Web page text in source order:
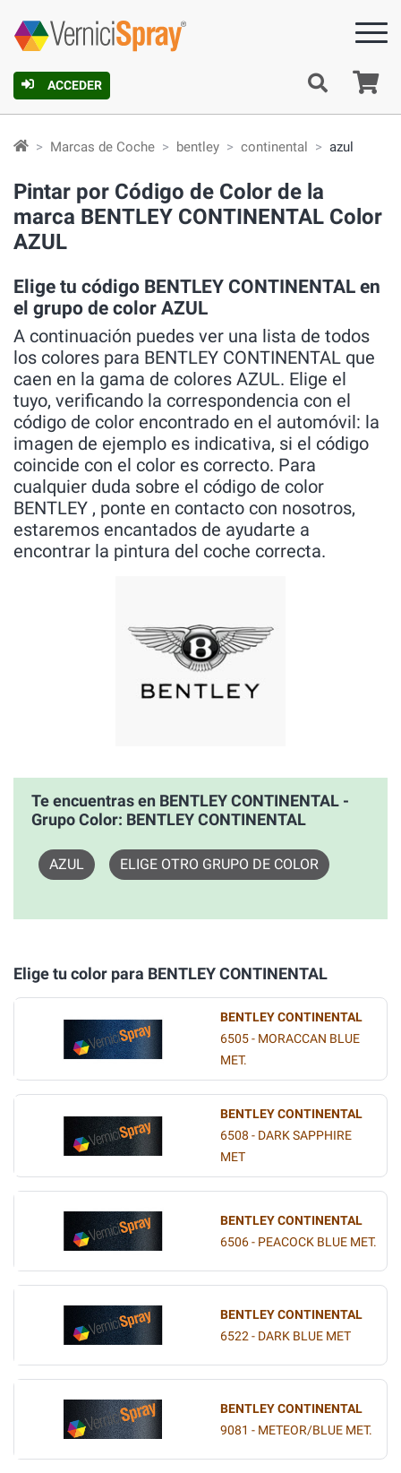
ACCEDER
Marcas de Coche bentley continental azul
Pintar por Código de Color de la
marca BENTLEY CONTINENTAL Color
AZUL
Elige tu código BENTLEY CONTINENTAL en
el grupo de color AZUL
A continuación puedes ver una lista de todos
los colores para BENTLEY CONTINENTAL que
caen en la gama de colores AZUL. Elige el
tuyo, verificando la correspondencia con el
código de color encontrado en el automóvil: la
imagen de ejemplo es indicativa, si el código
coincide con el color es correcto. Para
cualquier duda sobre el código de color
BENTLEY , ponte en contacto con nosotros,
estaremos encantados de ayudarte a
encontrar la pintura del coche correcta.
Te encuentras en BENTLEY CONTINENTAL -
Grupo Color: BENTLEY CONTINENTAL
AZUL ELIGE OTRO GRUPO DE COLOR
Elige tu color para BENTLEY CONTINENTAL
BENTLEY CONTINENTAL
6505 - MORACCAN BLUE
MET.
BENTLEY CONTINENTAL
6508 - DARK SAPPHIRE
MET
BENTLEY CONTINENTAL
6506 - PEACOCK BLUE MET.
BENTLEY CONTINENTAL
6522 - DARK BLUE MET
BENTLEY CONTINENTAL
9081 - METEOR/BLUE MET.